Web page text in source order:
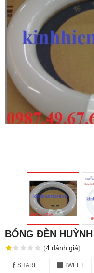
BÓNG ĐÈN
(4 đánh giá)
SHARE TWEET